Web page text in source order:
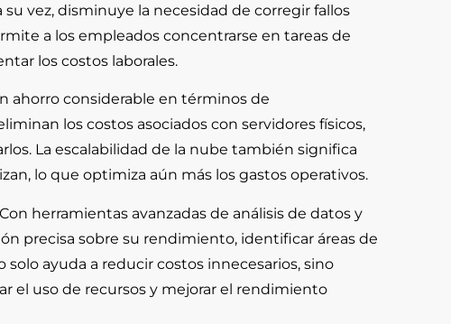
vez, disminuye la necesidad de corregir fallos
a los empleados concentrarse en tareas de
los costos laborales.
ahorro considerable en términos de
los costos asociados con servidores físicos,
La escalabilidad de la nube también significa
lo que optimiza aún más los gastos operativos.
herramientas avanzadas de análisis de datos y
precisa sobre su rendimiento, identificar áreas de
ayuda a reducir costos innecesarios, sino
el uso de recursos y mejorar el rendimiento